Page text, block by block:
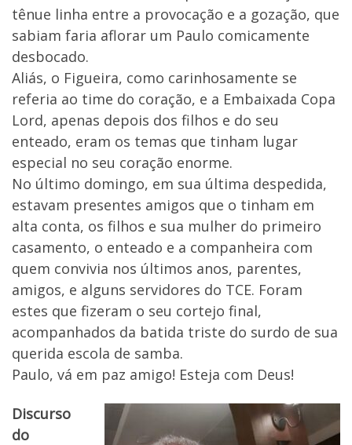
tênue linha entre a provocação e a gozação, que
sabiam faria aflorar um Paulo comicamente
desbocado.
Aliás, o Figueira, como carinhosamente se
referia ao time do coração, e a Embaixada Copa
Lord, apenas depois dos filhos e do seu
enteado, eram os temas que tinham lugar
especial no seu coração enorme.
No último domingo, em sua última despedida,
estavam presentes amigos que o tinham em
alta conta, os filhos e sua mulher do primeiro
casamento, o enteado e a companheira com
quem convivia nos últimos anos, parentes,
amigos, e alguns servidores do TCE. Foram
estes que fizeram o seu cortejo final,
acompanhados da batida triste do surdo de sua
querida escola de samba.
Paulo, vá em paz amigo! Esteja com Deus!
Discurso
do